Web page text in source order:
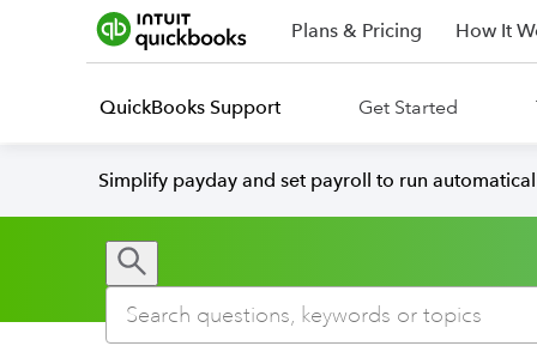
Plans & Pricing How It
QuickBooks Support Get Started
Simplify payday and set payroll to run